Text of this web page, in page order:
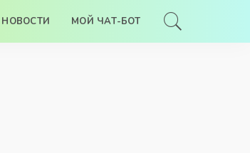
МОЙ ЧАТ-БОТ